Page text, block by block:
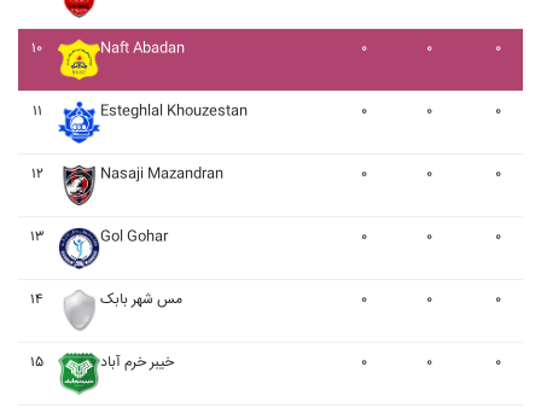
۱۰ Naft Abadan ۰ ۰ ۰
۱۱ Esteghlal Khouzestan ۰ ۰ ۰
۱۲ Nasaji Mazandran ۰ ۰ ۰
۱۳ Gol Gohar ۰ ۰ ۰
۱۴ مس شهر بابک ۰ ۰ ۰
۱۵ خيبر خرم آباد ۰ ۰ ۰